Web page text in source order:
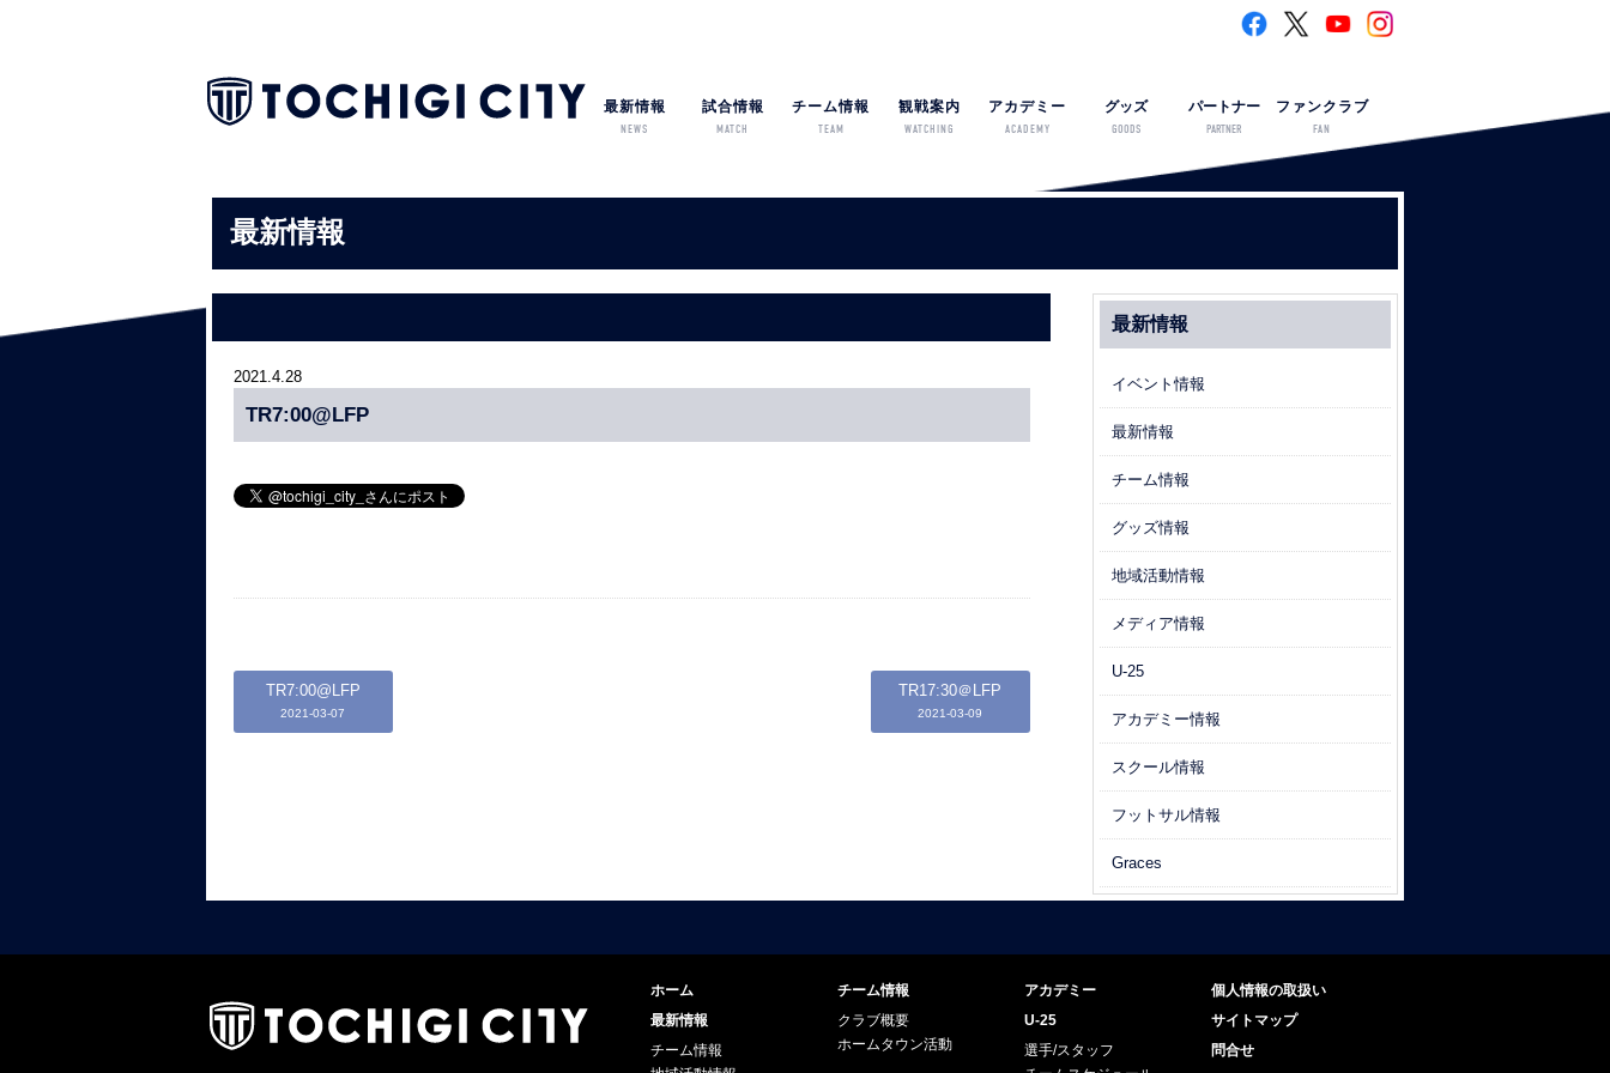
最新情報
NEWS
試合情報
MATCH
チーム情報
TEAM
観戦案内
WATCHING
アカデミー
ACADEMY
グッズ
GOODS
パートナー
PARTNER
ファンクラブ
FAN
最新情報
2021.4.28
TR7:00@LFP
TR7:00@LFP
2021-03-07
TR17:30＠LFP
2021-03-09
最新情報
イベント情報
最新情報
チーム情報
グッズ情報
地域活動情報
メディア情報
U-25
アカデミー情報
スクール情報
フットサル情報
Graces
ホーム
最新情報
チーム情報
チーム情報
クラブ概要
ホームタウン活動
アカデミー
U-25
選手/スタッフ
個人情報の取扱い
サイトマップ
問合せ